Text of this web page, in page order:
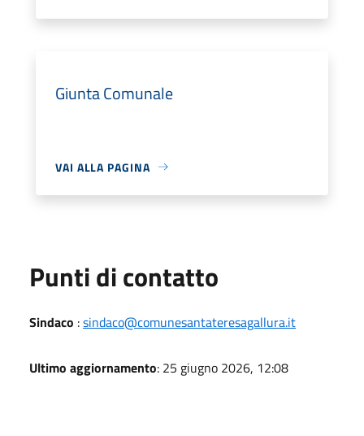
Giunta Comunale
VAI ALLA PAGINA
Punti di contatto
Sindaco :sindaco@comunesantateresagallura.it
Ultimo aggiornamento: 25 giugno 2026, 12:08